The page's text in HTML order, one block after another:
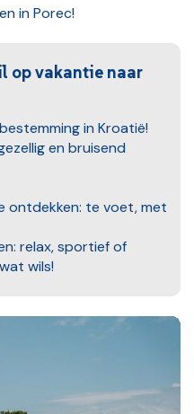
in Porec!
op vakantie naar
in Kroatië!
en bruisend
ontdekken: te voet, met
relax, sportief of
wils!